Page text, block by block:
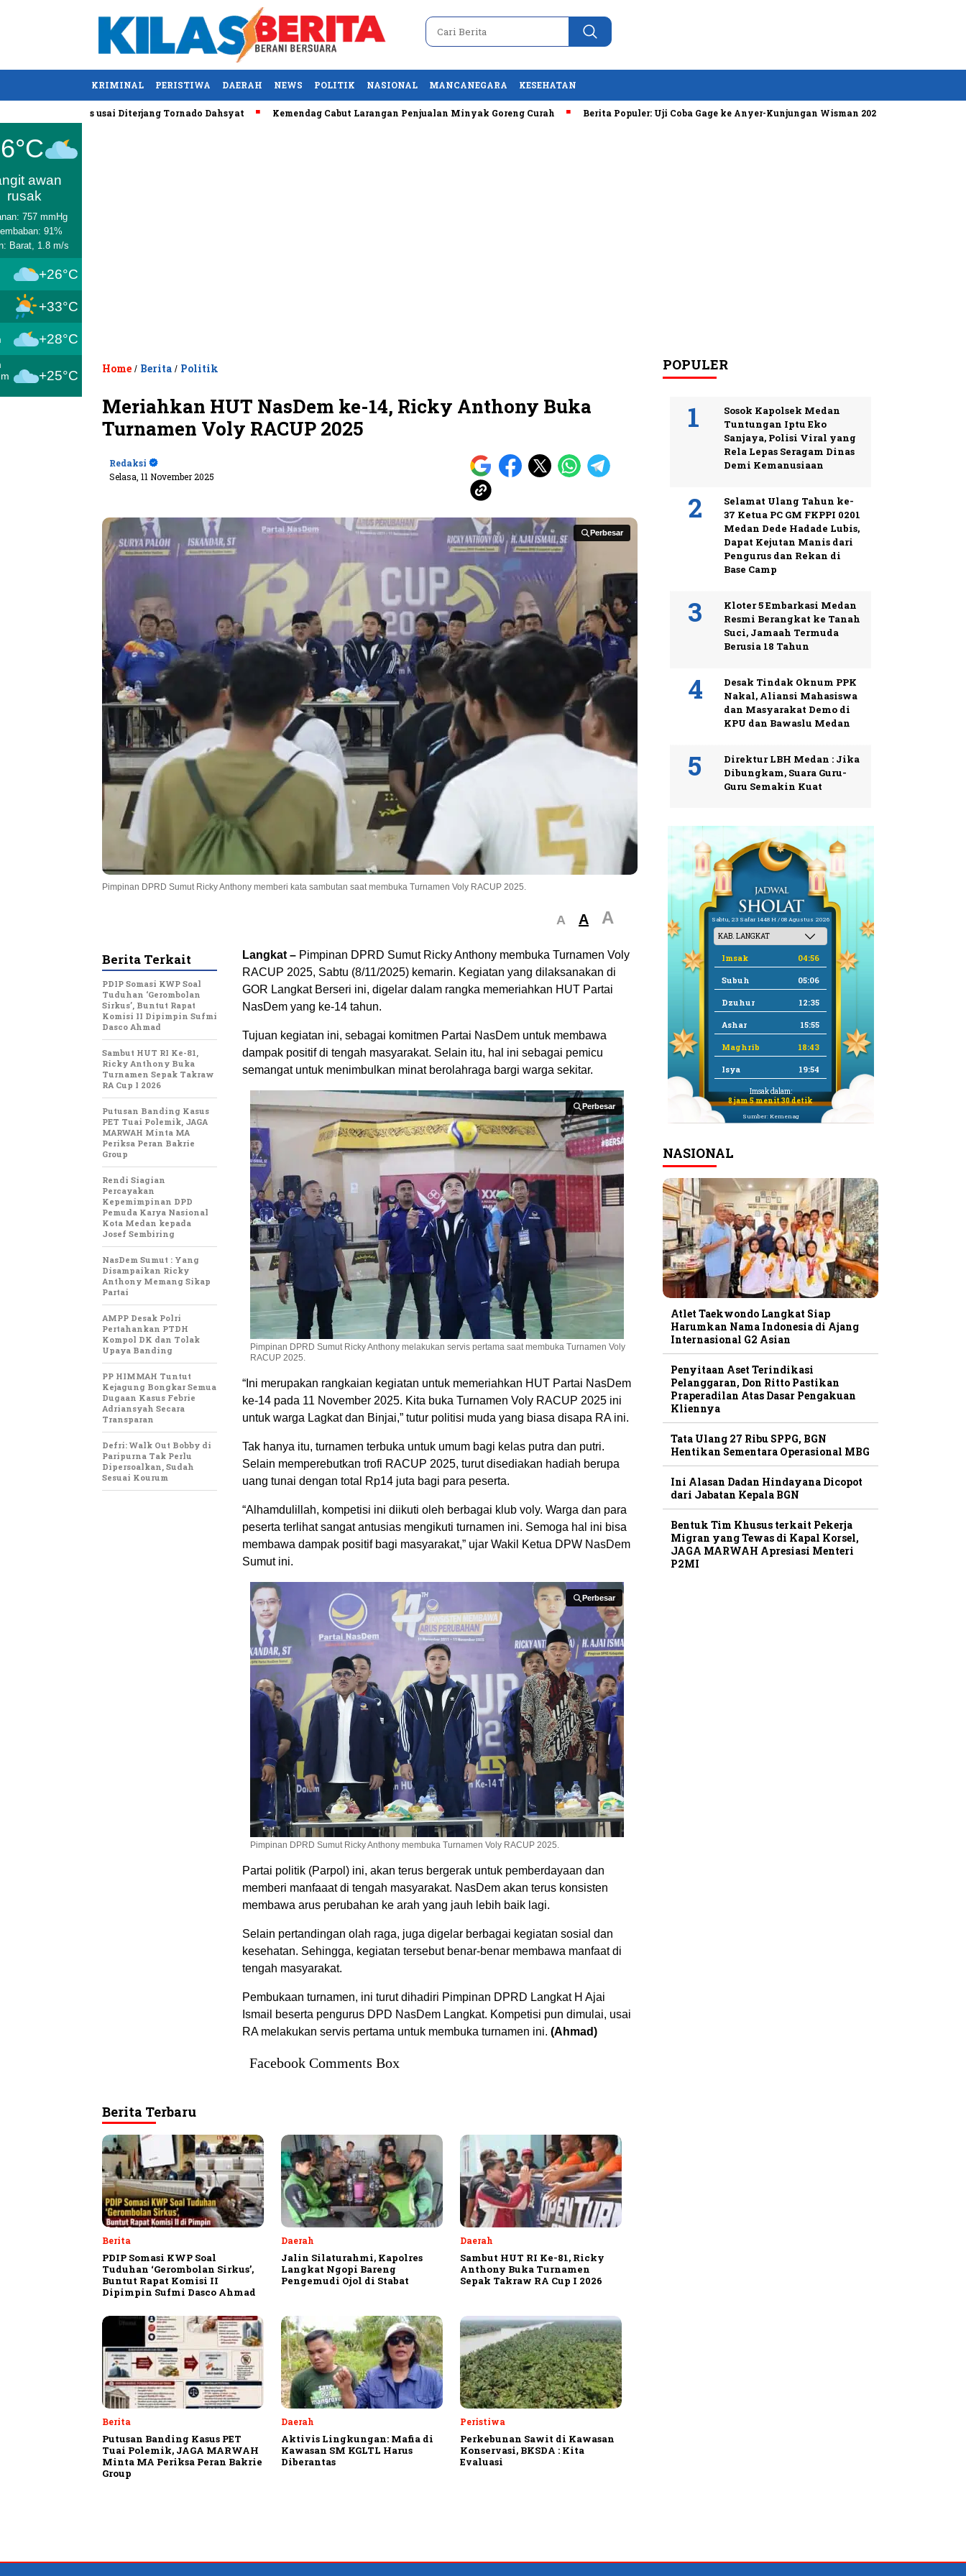
KRIMINAL PERISTIWA DAERAH NEWS POLITIK NASIONAL MANCANEGARA KESEHATAN
AS Tewas usai Diterjang Tornado Dahsyat Kemendag Cabut Larangan Penjualan Minyak Goreng Curah Berita Populer: Uji Coba Gage ke Anyer-Kunjungan Wisman 2022 Diprediksi Rendah
awan
rusak
757 mmHg
91%
Barat, 1.8 m/s
+26°C
+33°C
+28°C
+25°C Home / Berita / Politik
Meriahkan HUT NasDem ke-14, Ricky Anthony Buka
Turnamen Voly RACUP 2025
Redaksi
Selasa, 11 November 2025
Perbesar
Perbesar
Pimpinan DPRD Sumut Ricky Anthony memberi kata sambutan saat membuka Turnamen Voly RACUP 2025.
A A A
Langkat – Pimpinan DPRD Sumut Ricky Anthony membuka Turnamen Voly
RACUP 2025, Sabtu (8/11/2025) kemarin. Kegiatan yang dilaksanakan di
GOR Langkat Berseri ini, digelar dalam rangka memeriahkan HUT Partai
NasDem yang ke-14 tahun.
Tujuan kegiatan ini, sebagai komitmen Partai NasDem untuk membawa
dampak positif di tengah masyarakat. Selain itu, hal ini sebagai pemicu
semangat untuk menimbulkan minat berolahraga bargi warga sekitar.
Perbesar
Perbesar
Pimpinan DPRD Sumut Ricky Anthony melakukan servis pertama saat membuka Turnamen Voly
RACUP 2025.
“Ini merupakan rangkaian kegiatan untuk memeriahkan HUT Partai NasDem
ke-14 pada 11 November 2025. Kita buka Turnamen Voly RACUP 2025 ini
untuk warga Lagkat dan Binjai,” tutur politisi muda yang biasa disapa RA ini.
Tak hanya itu, turnamen terbuka untuk umum bagi kelas putra dan putri.
Selain memperebutkan trofi RACUP 2025, turut disediakan hadiah berupa
uang tunai dengan total Rp14 juta bagi para peserta.
“Alhamdulillah, kompetisi ini diikuti oleh berbagai klub voly. Warga dan para
peserta terlihat sangat antusias mengikuti turnamen ini. Semoga hal ini bisa
membawa dampak positif bagi masyarakat,” ujar Wakil Ketua DPW NasDem
Sumut ini.
Perbesar
Perbesar
Pimpinan DPRD Sumut Ricky Anthony membuka Turnamen Voly RACUP 2025.
Partai politik (Parpol) ini, akan terus bergerak untuk pemberdayaan dan
memberi manfaaat di tengah masyarakat. NasDem akan terus konsisten
membawa arus perubahan ke arah yang jauh lebih baik lagi.
Selain pertandingan olah raga, juga digelar berbagai kegiatan sosial dan
kesehatan. Sehingga, kegiatan tersebut benar-benar membawa manfaat di
tengah masyarakat.
Pembukaan turnamen, ini turut dihadiri Pimpinan DPRD Langkat H Ajai
Ismail beserta pengurus DPD NasDem Langkat. Kompetisi pun dimulai, usai
RA melakukan servis pertama untuk membuka turnamen ini. (Ahmad)
Facebook Comments Box
Berita Terkait
PDIP Somasi KWP Soal
Tuduhan ‘Gerombolan
Sirkus’, Buntut Rapat
Komisi II Dipimpin Sufmi
Dasco Ahmad
Sambut HUT RI Ke-81,
Ricky Anthony Buka
Turnamen Sepak Takraw
RA Cup I 2026
Putusan Banding Kasus
PET Tuai Polemik, JAGA
MARWAH Minta MA
Periksa Peran Bakrie
Group
Rendi Siagian
Percayakan
Kepemimpinan DPD
Pemuda Karya Nasional
Kota Medan kepada
Josef Sembiring
NasDem Sumut : Yang
Disampaikan Ricky
Anthony Memang Sikap
Partai
AMPP Desak Polri
Pertahankan PTDH
Kompol DK dan Tolak
Upaya Banding
PP HIMMAH Tuntut
Kejagung Bongkar Semua
Dugaan Kasus Febrie
Adriansyah Secara
Transparan
Defri: Walk Out Bobby di
Paripurna Tak Perlu
Dipersoalkan, Sudah
Sesuai Kourum
Berita Terbaru
Berita
PDIP Somasi KWP Soal
Tuduhan ‘Gerombolan Sirkus’,
Buntut Rapat Komisi II
Dipimpin Sufmi Dasco Ahmad
Daerah
Jalin Silaturahmi, Kapolres
Langkat Ngopi Bareng
Pengemudi Ojol di Stabat
Daerah
Sambut HUT RI Ke-81, Ricky
Anthony Buka Turnamen
Sepak Takraw RA Cup I 2026
Berita
Putusan Banding Kasus PET
Tuai Polemik, JAGA MARWAH
Minta MA Periksa Peran Bakrie
Group
Daerah
Aktivis Lingkungan: Mafia di
Kawasan SM KGLTL Harus
Diberantas
Peristiwa
Perkebunan Sawit di Kawasan
Konservasi, BKSDA : Kita
Evaluasi
POPULER
Sosok Kapolsek Medan
Tuntungan Iptu Eko
Sanjaya, Polisi Viral yang
Rela Lepas Seragam Dinas
Demi Kemanusiaan
Selamat Ulang Tahun ke-
37 Ketua PC GM FKPPI 0201
Medan Dede Hadade Lubis,
Dapat Kejutan Manis dari
Pengurus dan Rekan di
Base Camp
Kloter 5 Embarkasi Medan
Resmi Berangkat ke Tanah
Suci, Jamaah Termuda
Berusia 18 Tahun
Desak Tindak Oknum PPK
Nakal, Aliansi Mahasiswa
dan Masyarakat Demo di
KPU dan Bawaslu Medan
Direktur LBH Medan : Jika
Dibungkam, Suara Guru-
Guru Semakin Kuat
Sabtu, 23 Safar 1448 H / 08 Agustus 2026
Imsak 04:56
Subuh 05:06
Dzuhur 12:35
Ashar 15:55
Maghrib 18:43
Isya 19:54
Imsak dalam:
8 jam 5 menit 29 detik
Sumber: Kemenag
NASIONAL
Atlet Taekwondo Langkat Siap
Harumkan Nama Indonesia di Ajang
Internasional G2 Asian
Penyitaan Aset Terindikasi
Pelanggaran, Don Ritto Pastikan
Praperadilan Atas Dasar Pengakuan
Kliennya
Tata Ulang 27 Ribu SPPG, BGN
Hentikan Sementara Operasional MBG
Ini Alasan Dadan Hindayana Dicopot
dari Jabatan Kepala BGN
Bentuk Tim Khusus terkait Pekerja
Migran yang Tewas di Kapal Korsel,
JAGA MARWAH Apresiasi Menteri
P2MI